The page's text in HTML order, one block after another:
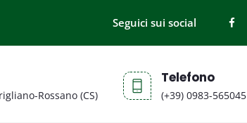
Seguici sui social
Rossano (CS)
Telefono
(+39) 0983-565045